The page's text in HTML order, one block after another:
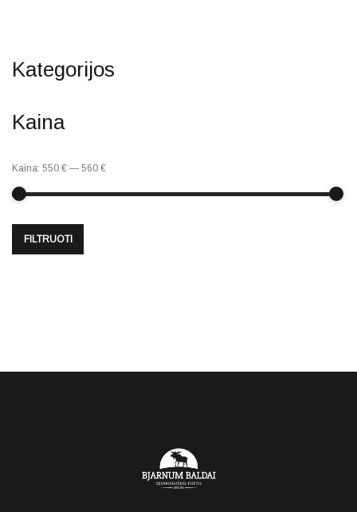
Kategorijos
Kaina
FILTRUOTI
Kaina: 550 € — 560 €